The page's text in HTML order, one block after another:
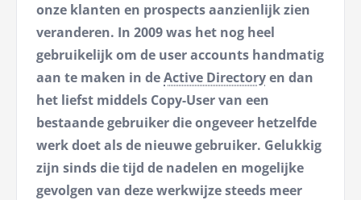
onze klanten en prospects aanzienlijk zien
veranderen. In 2009 was het nog heel
gebruikelijk om de user accounts handmatig
aan te maken in deActive Directoryen dan
het liefst middels Copy-User van een
bestaande gebruiker die ongeveer hetzelfde
werk doet als de nieuwe gebruiker. Gelukkig
zijn sinds die tijd de nadelen en mogelijke
gevolgen van deze werkwijze steeds meer